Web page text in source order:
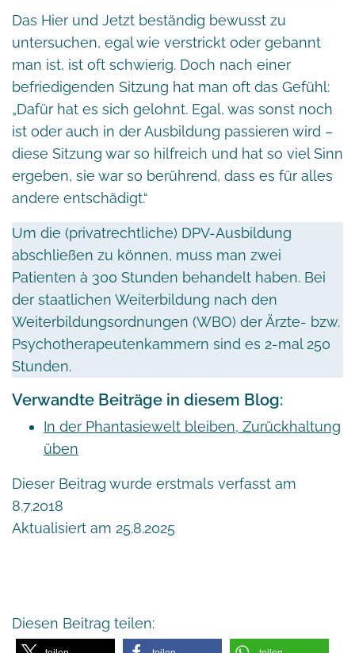
Das Hier und Jetzt beständig bewusst zu
untersuchen, egal wie verstrickt oder gebannt
man ist, ist oft schwierig. Doch nach einer
befriedigenden Sitzung hat man oft das Gefühl:
„Dafür hat es sich gelohnt. Egal, was sonst noch
ist oder auch in der Ausbildung passieren wird –
diese Sitzung war so hilfreich und hat so viel Sinn
ergeben, sie war so berührend, dass es für alles
andere entschädigt.“
Um die (privatrechtliche) DPV-Ausbildung
abschließen zu können, muss man zwei
Patienten à 300 Stunden behandelt haben. Bei
der staatlichen Weiterbildung nach den
Weiterbildungsordnungen (WBO) der Ärzte- bzw.
Psychotherapeutenkammern sind es 2-mal 250
Stunden.
Verwandte Beiträge in diesem Blog:
In der Phantasiewelt bleiben, Zurückhaltung
üben
Dieser Beitrag wurde erstmals verfasst am
8.7.2018
Aktualisiert am 25.8.2025
Diesen Beitrag teilen: